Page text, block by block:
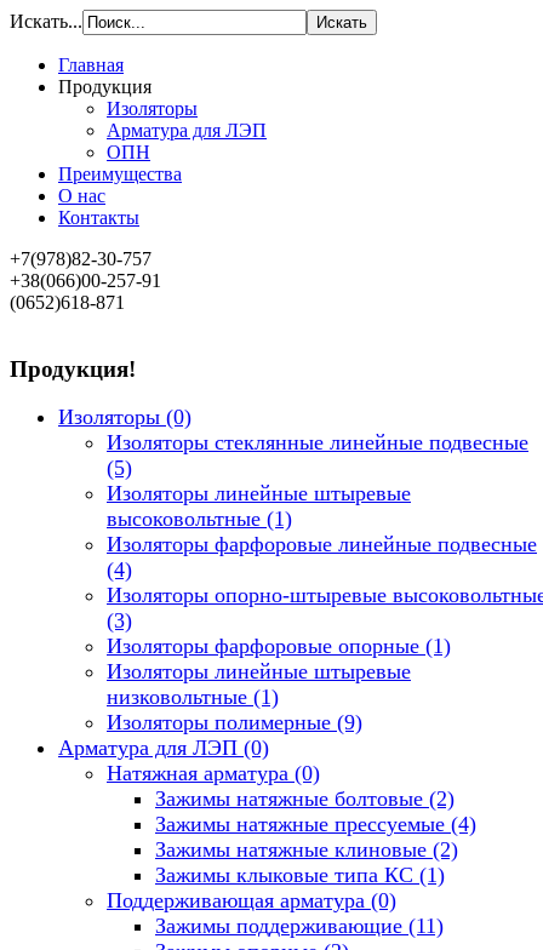
Искать...
Главная
Продукция
Изоляторы
Арматура для ЛЭП
ОПН
Преимущества
О нас
Контакты
+7(978)82-30-757
+38(066)00-257-91
(0652)618-871
Продукция!
Изоляторы (0)
Изоляторы стеклянные линейные подвесные
(5)
Изоляторы линейные штыревые
высоковольтные (1)
Изоляторы фарфоровые линейные подвесные
(4)
Изоляторы опорно-штыревые
(3)
Изоляторы фарфоровые опорные (1)
Изоляторы линейные штыревые
низковольтные (1)
Изоляторы полимерные (9)
Арматура для ЛЭП (0)
Натяжная арматура (0)
Зажимы натяжные болтовые (2)
Зажимы натяжные прессуемые (4)
Зажимы натяжные клиновые (2)
Зажимы клыковые типа КС (1)
Поддерживающая арматура (0)
Зажимы поддерживающие (11)